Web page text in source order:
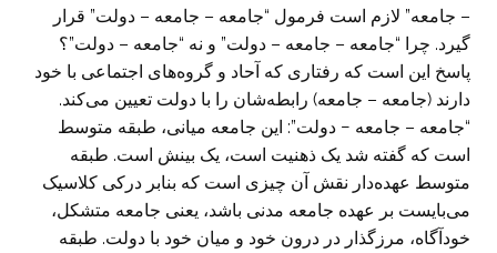
– جامعه” لازم است فرمول “جامعه – جامعه – دولت” قرار
گیرد. چرا “جامعه – جامعه – دولت” و نه “جامعه – دولت”؟
پاسخ این است که رفتاری که آحاد و گروه‌های اجتماعی با خود
دارند (جامعه – جامعه) رابطه‌شان را با دولت تعیین می‌کند.
“جامعه – جامعه − دولت”: این جامعه میانی، طبقه متوسط
است که گفته شد یک ذهنیت است، یک بینش است. طبقه
متوسط عهده‌دار نقش آن چیزی است که بنابر درکی کلاسیک
می‌بایست بر عهده جامعه مدنی باشد، یعنی جامعه متشکل،
خودآگاه، مرزگذار در درون خود و میان خود با دولت. طبقه